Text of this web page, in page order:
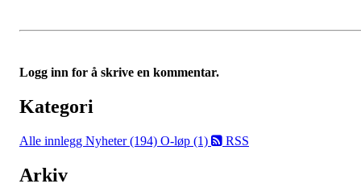
Logg inn for å skrive en kommentar.
Kategori
Alle innlegg Nyheter (194) O-løp (1) RSS
Arkiv